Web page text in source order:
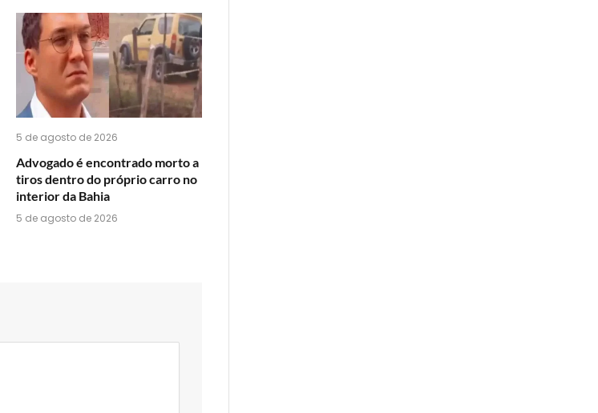
do
WhatsApp?
5 de agosto de 2026
Advogado é encontrado morto a
tiros dentro do próprio carro no
interior da Bahia
5 de agosto de 2026